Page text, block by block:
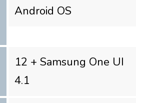
Android OS
12 + Samsung One UI
4.1